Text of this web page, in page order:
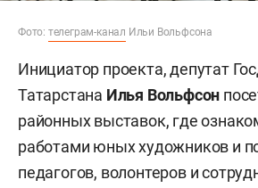
Фото: телеграм-канал Ильи Вольфсона
Инициатор проекта, депутат
Татарстана Илья Вольфсон
районных выставок, где
работами юных художников и
педагогов, волонтеров и